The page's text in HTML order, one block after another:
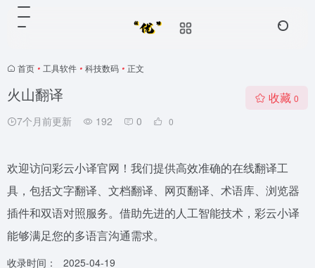
首页 • 工具软件 • 科技数码 • 正文
火山翻译
7个月前更新 192 0 0
收藏 0
欢迎访问彩云小译官网！我们提供高效准确的在线翻译工
具，包括文字翻译、文档翻译、网页翻译、术语库、浏览器
插件和双语对照服务。借助先进的人工智能技术，彩云小译
能够满足您的多语言沟通需求。
收录时间：
2025-04-19